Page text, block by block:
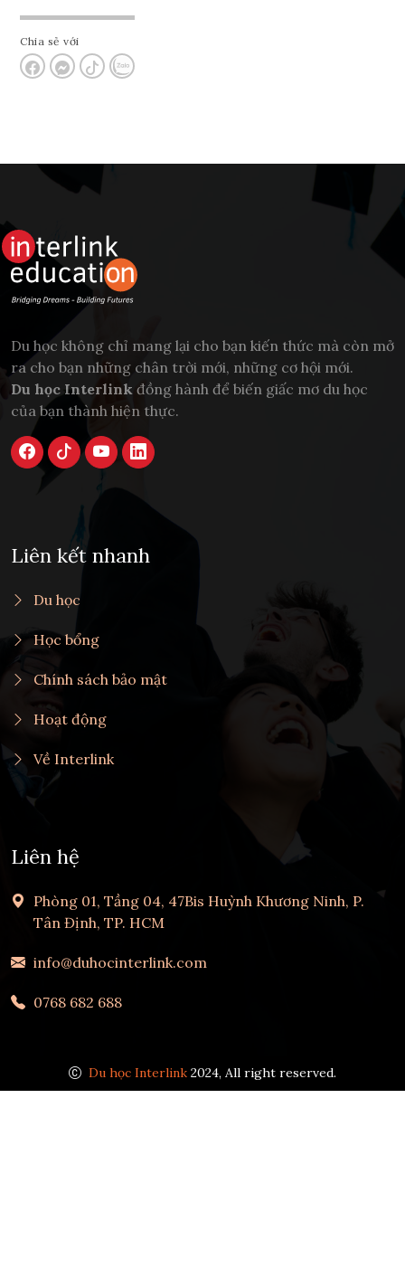
Chia sẻ với
Du học không chỉ mang lại cho bạn kiến thức mà còn mở
ra cho bạn những chân trời mới, những cơ hội mới.
Du học Interlink đồng hành để biến giấc mơ du học
của bạn thành hiện thực.
Liên kết nhanh
Du học
Học bổng
Chính sách bảo mật
Hoạt động
Về Interlink
Liên hệ
Phòng 01, Tầng 04, 47Bis Huỳnh Khương Ninh, P.
Tân Định, TP. HCM
info@duhocinterlink.com
0768 682 688
Du học Interlink 2024, All right reserved.